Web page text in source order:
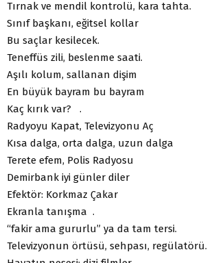
Tırnak ve mendil kontrolü, kara tahta.
Sınıf başkanı, eğitsel kollar
Bu saçlar kesilecek.
Teneffüs zili, beslenme saati.
Aşılı kolum, sallanan dişim
En büyük bayram bu bayram
Kaç kırık var? .
Radyoyu Kapat, Televizyonu Aç
Kısa dalga, orta dalga, uzun dalga
Terete efem, Polis Radyosu
Demirbank iyi günler diler
Efektör: Korkmaz Çakar
Ekranla tanışma .
“fakir ama gururlu” ya da tam tersi.
Televizyonun örtüsü, sehpası, regülatörü.